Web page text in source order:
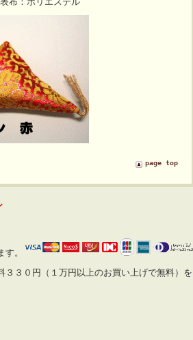
page top
。
３０円（１万円以上のお買い上げで無料）を